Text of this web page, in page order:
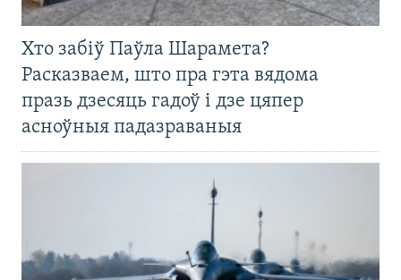
Хто забіў Паўла Шарамета?
Расказваем, што пра гэта вядома
празь дзесяць гадоў і дзе цяпер
асноўныя падазраваныя